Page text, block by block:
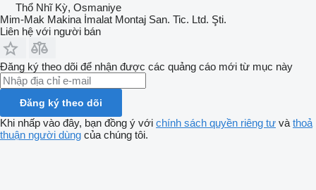
Thổ Nhĩ Kỳ, Osmaniye
Mim-Mak Makina İmalat Montaj San. Tic. Ltd. Şti.
Liên hệ với người bán
Đăng ký theo dõi để nhận được các quảng cáo mới từ mục này
Đăng ký theo dõi
Khi nhấp vào đây, bạn đồng ý với chính sách quyền riêng tư và thoả
thuận người dùng của chúng tôi.